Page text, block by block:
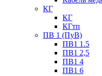
КГ
КГ
КГтп
ПВ 1 (ПуВ)
ПВ1 1.5
ПВ1 2,5
ПВ1 4
ПВ1 6